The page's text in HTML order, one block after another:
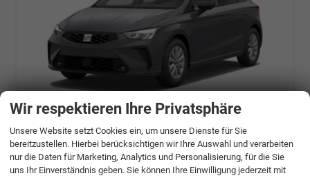
ab 413,– € mtl.
Seat Ibiza
1.0 TSI 70kW (95 PS) 5-Gang Schaltgetriebe
Wir respektieren Ihre Privatsphäre
Unsere Website setzt Cookies ein, um unsere Dienste für Sie
bereitzustellen. Hierbei berücksichtigen wir Ihre Auswahl und verarbeiten
nur die Daten für Marketing, Analytics und Personalisierung, für die Sie
uns Ihr Einverständnis geben. Sie können Ihre Einwilligung jederzeit mit